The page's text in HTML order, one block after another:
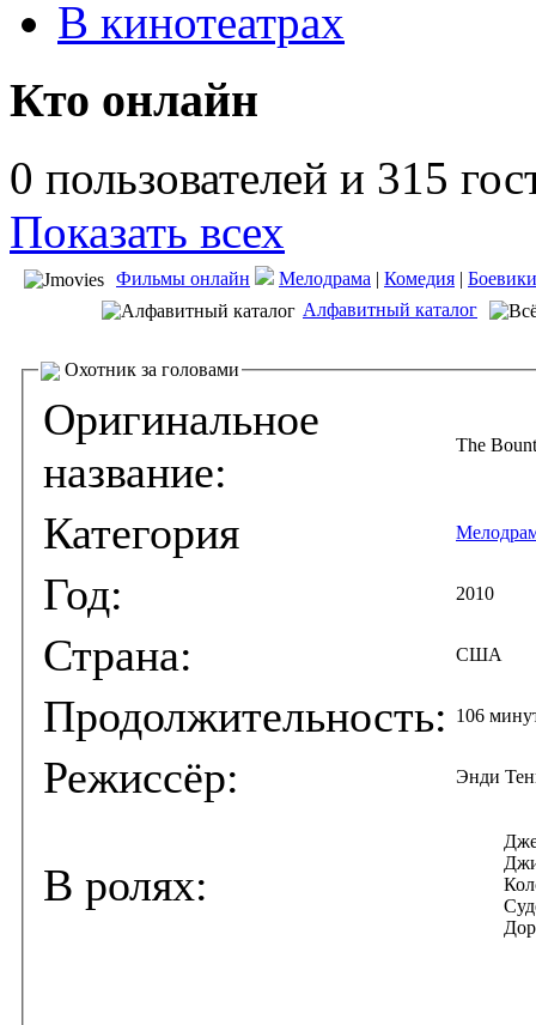
В кинотеатрах
Кто онлайн
0 пользователей и 315
Показать всех
Фильмы онлайн Мелодрама | Комедия | Боевики
Алфавитный каталог
Охотник за головами
Оригинальное
название:
The
Категория
Год: 2010
Страна: США
Продолжительность: 106
Режиссёр: Энди
В ролях: